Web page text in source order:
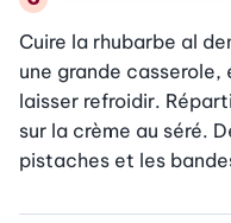
Cuire la rhubarbe al
une grande casserole,
laisser refroidir.
sur la crème au séré.
pistaches et les